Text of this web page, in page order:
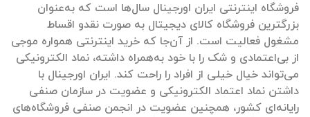
فروشگاه اینترنتی ایران اورجینال سال‌ها است که به‌عنوان
بزرگترین فروشگاه کالای دیجیتال به صورت نقدو اقساط
مشغول فعالیت است. از آن‌جا که خرید اینترنتی همواره موجی
از بی‌اعتمادی و شک را با خود به‌همراه داشته، نماد الکترونیکی
می‌تواند خیال خیلی از افراد را راحت کند. ایران اورجینال با
داشتن نماد اعتماد الکترونیکی و عضویت در سازمان صنفی
رایانه‌ای کشور، همچنین عضویت در انجمن صنفی فروشگاه‌های